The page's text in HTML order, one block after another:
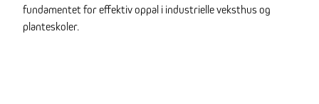
fundamentet for effektiv oppal i industrielle veksthus og
planteskoler.